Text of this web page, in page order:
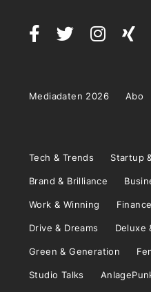
Mediadaten 2026 Abo
Tech & Trends Startup
Brand & Brilliance
Work & Winning
Drive & Dreams Deluxe
Green & Generation
Studio Talks